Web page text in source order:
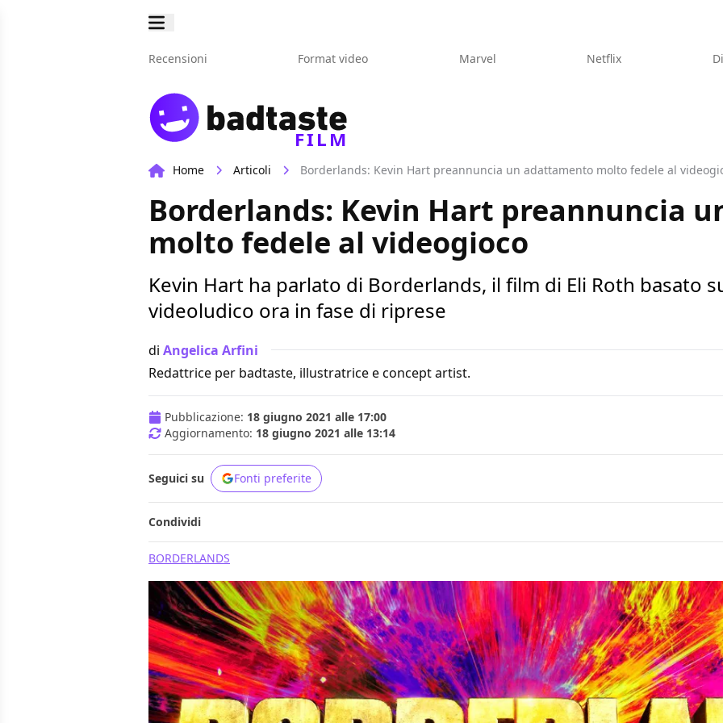
Recensioni Format video Marvel Netflix
FILM
Home Articoli Borderlands: Kevin Hart preannuncia un adattamento molto fedele al
Borderlands: Kevin Hart preannuncia
molto fedele al videogioco
Kevin Hart ha parlato di Borderlands, il film di Eli Roth basato
videoludico ora in fase di riprese
di Angelica Arfini
Redattrice per badtaste, illustratrice e concept artist.
Pubblicazione: 18 giugno 2021 alle 17:00
Aggiornamento: 18 giugno 2021 alle 13:14
Seguici su Fonti preferite
Condividi
BORDERLANDS